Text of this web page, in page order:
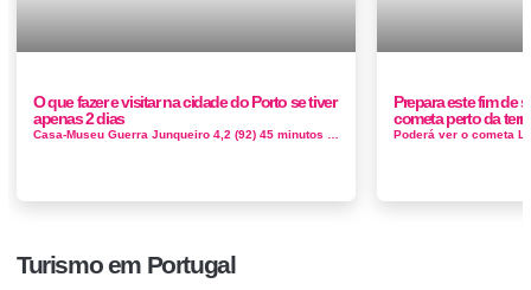
O que fazer e visitar na cidade do Porto se tiver
apenas 2 dias
Prepara este fim de
cometa perto da
Turismo em Portugal